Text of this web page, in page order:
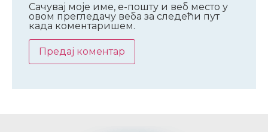
Сачувај моје име, е-пошту и веб место у
овом прегледачу веба за следећи пут
када коментаришем.